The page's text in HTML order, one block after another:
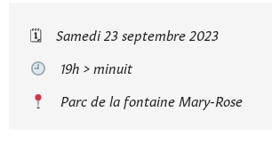
🗓
Samedi 23 septembre 2023
19h > minuit
Parc de la fontaine Mary-Rose